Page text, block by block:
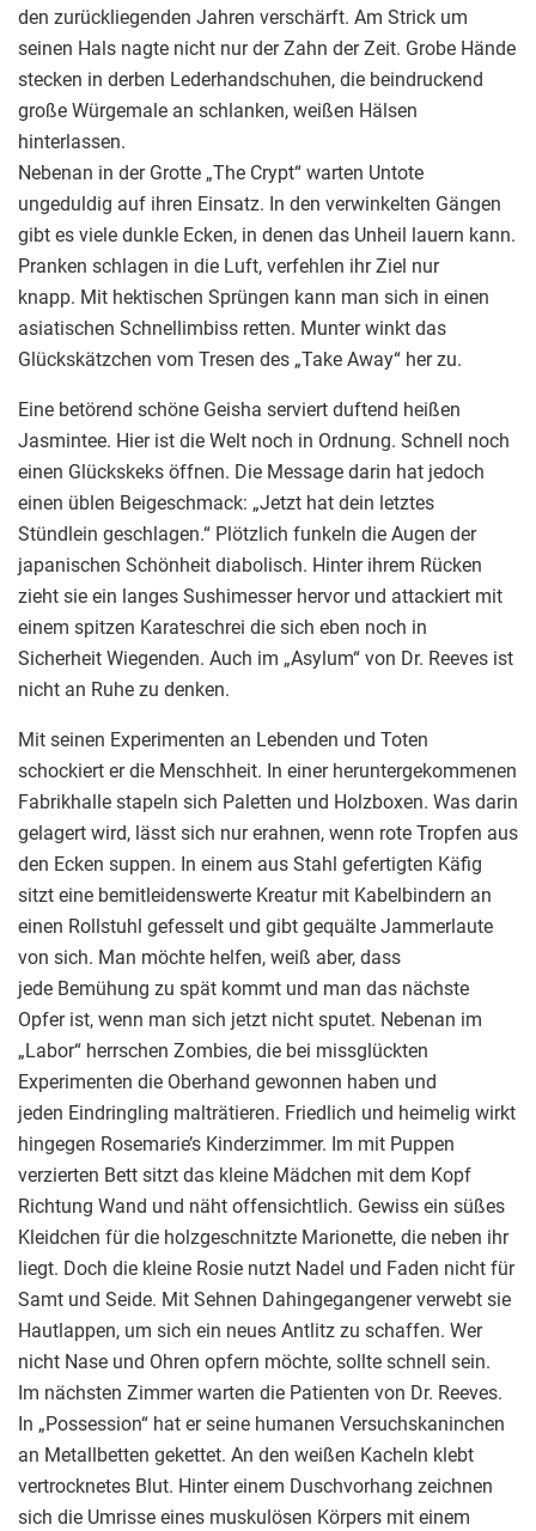
den zurückliegenden Jahren verschärft. Am Strick um
seinen Hals nagte nicht nur der Zahn der Zeit. Grobe Hände
stecken in derben Lederhandschuhen, die beindruckend
große Würgemale an schlanken, weißen Hälsen
hinterlassen.
Nebenan in der Grotte „The Crypt“ warten Untote
ungeduldig auf ihren Einsatz. In den verwinkelten Gängen
gibt es viele dunkle Ecken, in denen das Unheil lauern kann.
Pranken schlagen in die Luft, verfehlen ihr Ziel nur
knapp. Mit hektischen Sprüngen kann man sich in einen
asiatischen Schnellimbiss retten. Munter winkt das
Glückskätzchen vom Tresen des „Take Away“ her zu.
Eine betörend schöne Geisha serviert duftend heißen
Jasmintee. Hier ist die Welt noch in Ordnung. Schnell noch
einen Glückskeks öffnen. Die Message darin hat jedoch
einen üblen Beigeschmack: „Jetzt hat dein letztes
Stündlein geschlagen.“ Plötzlich funkeln die Augen der
japanischen Schönheit diabolisch. Hinter ihrem Rücken
zieht sie ein langes Sushimesser hervor und attackiert mit
einem spitzen Karateschrei die sich eben noch in
Sicherheit Wiegenden. Auch im „Asylum“ von Dr. Reeves ist
nicht an Ruhe zu denken.
Mit seinen Experimenten an Lebenden und Toten
schockiert er die Menschheit. In einer heruntergekommenen
Fabrikhalle stapeln sich Paletten und Holzboxen. Was darin
gelagert wird, lässt sich nur erahnen, wenn rote Tropfen aus
den Ecken suppen. In einem aus Stahl gefertigten Käfig
sitzt eine bemitleidenswerte Kreatur mit Kabelbindern an
einen Rollstuhl gefesselt und gibt gequälte Jammerlaute
von sich. Man möchte helfen, weiß aber, dass
jede Bemühung zu spät kommt und man das nächste
Opfer ist, wenn man sich jetzt nicht sputet. Nebenan im
„Labor“ herrschen Zombies, die bei missglückten
Experimenten die Oberhand gewonnen haben und
jeden Eindringling malträtieren. Friedlich und heimelig wirkt
hingegen Rosemarie’s Kinderzimmer. Im mit Puppen
verzierten Bett sitzt das kleine Mädchen mit dem Kopf
Richtung Wand und näht offensichtlich. Gewiss ein süßes
Kleidchen für die holzgeschnitzte Marionette, die neben ihr
liegt. Doch die kleine Rosie nutzt Nadel und Faden nicht für
Samt und Seide. Mit Sehnen Dahingegangener verwebt sie
Hautlappen, um sich ein neues Antlitz zu schaffen. Wer
nicht Nase und Ohren opfern möchte, sollte schnell sein.
Im nächsten Zimmer warten die Patienten von Dr. Reeves.
In „Possession“ hat er seine humanen Versuchskaninchen
an Metallbetten gekettet. An den weißen Kacheln klebt
vertrocknetes Blut. Hinter einem Duschvorhang zeichnen
sich die Umrisse eines muskulösen Körpers mit einem